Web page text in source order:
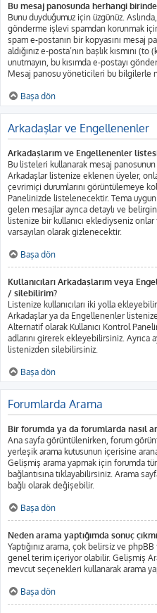
Bu mesaj panosunda herhangi
Bunu duyduğumuz için üzgünüz.
gönderme işlevi spamdan korunmak
spam e-postanın bir kopyasını mesaj
aldığınız e-posta’nın başlık kısmını
unutmayın, bu kısımda e-postayı
Mesaj panosu yöneticileri bu bilgilerle
Başa dön
Arkadaşlar ve Engellenenler
Arkadaşlarım ve Engellenenler
Bu listeleri kullanarak mesaj
Arkadaşlar listenize eklenen üyeler,
çevrimiçi durumlarını görüntülemeye
Panelinizde listelenecektir. Tema
gelen mesajlar ayrıca detaylı ve
listenize bir kullanıcı eklediyseniz
varsayılan olarak gizlenecektir.
Başa dön
Kullanıcıları Arkadaşlarım veya
/ silebilirim?
Listenize kullanıcıları iki yolla
Arkadaşlar ya da Engellenenler
Alternatif olarak Kullanıcı Kontrol
adlarını girerek ekleyebilirsiniz. Ayrıca
listenizden silebilirsiniz.
Başa dön
Forumlarda Arama
Bir forumda ya da forumlarda nasıl
Ana sayfa görüntülenirken, forum
yerleşik arama kutusunun içerisine
Gelişmiş arama yapmak için forumda
bağlantısına tıklayabilirsiniz. Arama
bağlı olarak değişebilir.
Başa dön
Neden arama yaptığımda sonuç
Yaptığınız arama, çok belirsiz ve
genel terim içeriyor olabilir. Gelişmiş
mevcut seçenekleri kullanarak arama
Başa dön